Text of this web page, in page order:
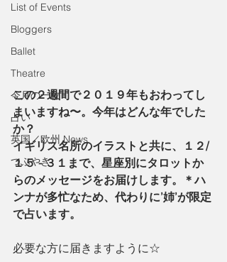
List of Events
Bloggers
Ballet
Theatre
今月の一枚
占い
英国／欧州 News
つぶやき
この２週間で２０１９年もおわってし
まいますね〜。今年はどんな年でした
か？
イギリス名所のイラストと共に、１２/
１５ - ３１まで、星座別にタロットか
らのメッセージをお届けします。＊ハ
ンナが多忙なため、代わりに’姉’が限定
で占います。
必要な方に届きますように☆